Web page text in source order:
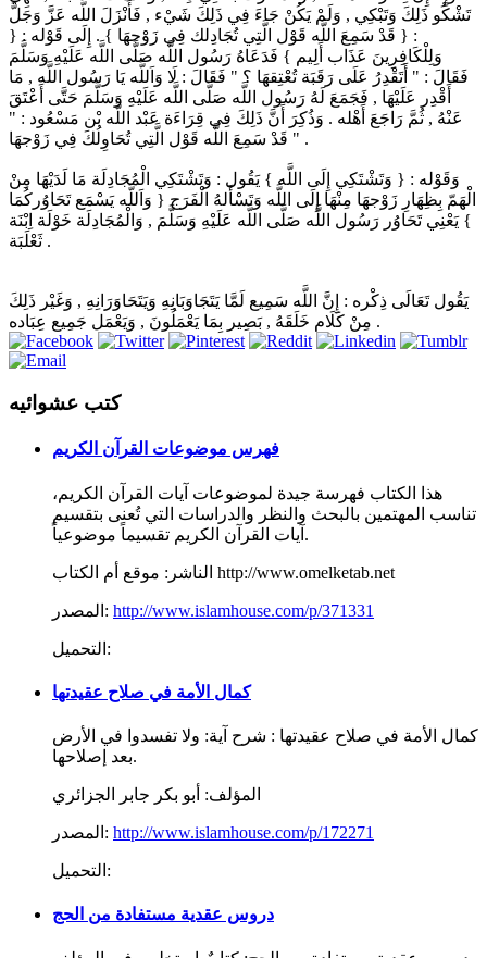
وَقَوْله : { وَتَشْتَكِي إِلَى اللَّه } يَقُول : وَتَشْتَكِي الْمُجَادِلَة مَا لَدَيْهَا مِنْ
الْهَمّ بِظِهَارِ زَوْجهَا مِنْهَا إِلَى اللَّه وَتَسْأَلهُ الْفَرَج { وَاَللَّه يَسْمَع تَحَاوُركُمَا
} يَعْنِي تَحَاوُر رَسُول اللَّه صَلَّى اللَّه عَلَيْهِ وَسَلَّمَ , وَالْمُجَادِلَة خَوْلَة اِبْنَة
ثَعْلَبَة .
يَقُول تَعَالَى ذِكْره : إِنَّ اللَّه سَمِيع لَمَّا يَتَجَاوَبَانِهِ وَيَتَحَاوَرَانِهِ , وَغَيْر ذَلِكَ
مِنْ كَلَام خَلَقَهُ , بَصِير بِمَا يَعْمَلُونَ , وَيَعْمَل جَمِيع عِبَاده .
كتب عشوائيه
فهرس موضوعات القرآن الكريم
هذا الكتاب فهرسة جيدة لموضوعات آيات القرآن الكريم،
تناسب المهتمين بالبحث والنظر والدراسات التي تُعنى بتقسيم
آيات القرآن الكريم تقسيماً موضوعياً.
الناشر: موقع أم الكتاب http://www.omelketab.net
المصدر: http://www.islamhouse.com/p/371331
التحميل:
كمال الأمة في صلاح عقيدتها
كمال الأمة في صلاح عقيدتها : شرح آية: ولا تفسدوا في الأرض
بعد إصلاحها.
المؤلف: أبو بكر جابر الجزائري
المصدر: http://www.islamhouse.com/p/172271
التحميل:
دروس عقدية مستفادة من الحج